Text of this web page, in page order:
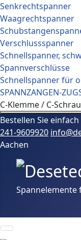
Senkrechtspanner
Waagrechtspanner
Verschlussspanner
Schnellspanner,
Spannverschlüsse
Schnellspanner für
SPANNZANGEN-
C-Klemme / C-
Bestellen Sie
241‑9609920
Aachen
Spannelemente